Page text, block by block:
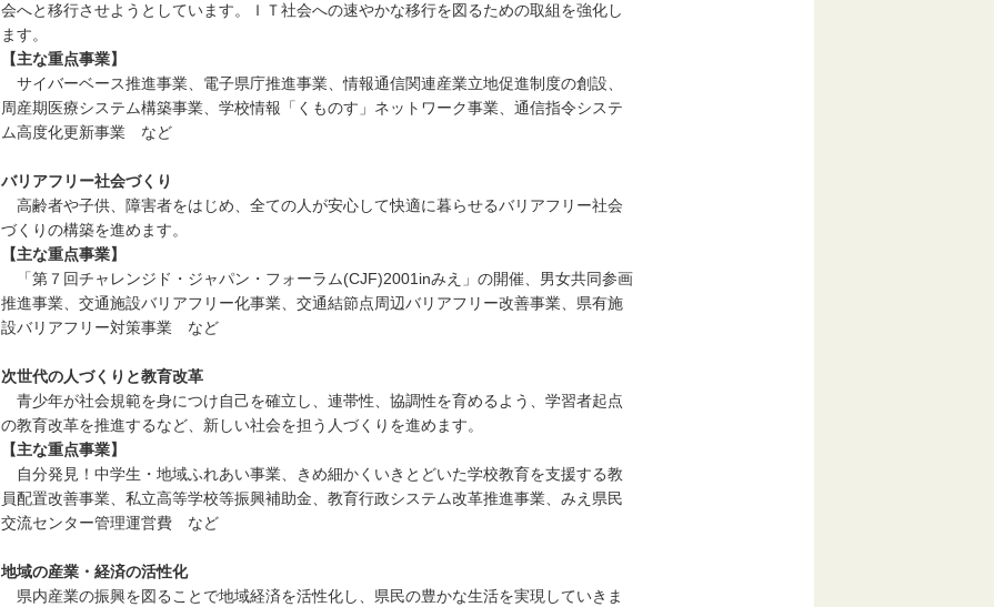
会へと移行させようとしています。ＩＴ社会への速やかな移行を図るための取組を強化し
ます。
【主な重点事業】
サイバーベース推進事業、電子県庁推進事業、情報通信関連産業立地促進制度の創設、
周産期医療システム構築事業、学校情報「くものす」ネットワーク事業、通信指令システ
ム高度化更新事業 など
バリアフリー社会づくり
高齢者や子供、障害者をはじめ、全ての人が安心して快適に暮らせるバリアフリー社会
づくりの構築を進めます。
【主な重点事業】
「第７回チャレンジド・ジャパン・フォーラム(CJF)2001inみえ」の開催、男女共同参画
推進事業、交通施設バリアフリー化事業、交通結節点周辺バリアフリー改善事業、県有施
設バリアフリー対策事業 など
次世代の人づくりと教育改革
青少年が社会規範を身につけ自己を確立し、連帯性、協調性を育めるよう、学習者起点
の教育改革を推進するなど、新しい社会を担う人づくりを進めます。
【主な重点事業】
自分発見！中学生・地域ふれあい事業、きめ細かくいきとどいた学校教育を支援する教
員配置改善事業、私立高等学校等振興補助金、教育行政システム改革推進事業、みえ県民
交流センター管理運営費 など
地域の産業・経済の活性化
県内産業の振興を図ることで地域経済を活性化し、県民の豊かな生活を実現していきま